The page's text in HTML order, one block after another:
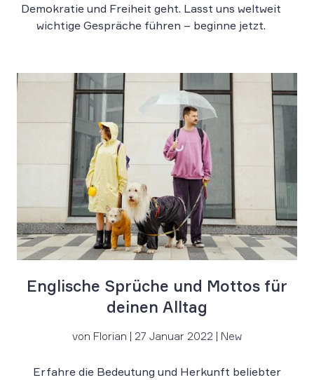
Demokratie und Freiheit geht. Lasst uns weltweit
wichtige Gespräche führen – beginne jetzt.
Englische Sprüche und Mottos für
deinen Alltag
von Florian | 27 Januar 2022 | New
Erfahre die Bedeutung und Herkunft beliebter